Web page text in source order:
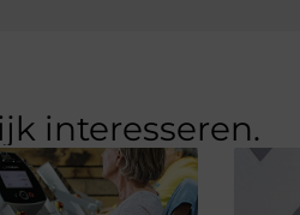
interesseren.